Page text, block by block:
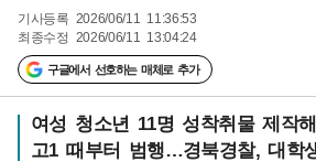
기사등록 2026/06/11 11:36:53
최종수정 2026/06/11 13:04:24
구글에서 선호하는 매체로 추가
여성 청소년 11명 성착취물 제작
고1 때부터 범행…경북경찰, 대학